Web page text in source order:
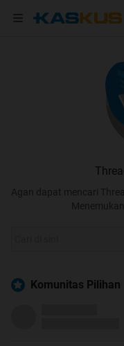
Agan dapat mencari
Komunitas Pilihan